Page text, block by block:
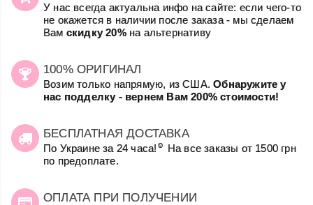
У нас всегда актуальна инфо на сайте: если чего-то
не окажется в наличии после заказа - мы сделаем
Вам скидку 20%на альтернативу
100% ОРИГИНАЛ
Возим только напрямую, из США.Обнаружите у
нас подделку - вернем Вам 200% стоимости!
БЕСПЛАТНАЯ ДОСТАВКА
По Украине за 24 часа! ☺
На все заказы от 1500 грн
по предоплате.
ОПЛАТА ПРИ ПОЛУЧЕНИИ